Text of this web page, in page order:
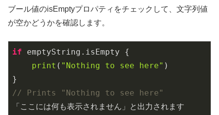
ブール値のisEmptyプロパティをチェックして、文字列値
が空かどうかを確認します。
if emptyString.isEmpty {
print ( "Nothing to see here" )
// Prints "Nothing to see here"
「ここには何も表示されません」と出力されます